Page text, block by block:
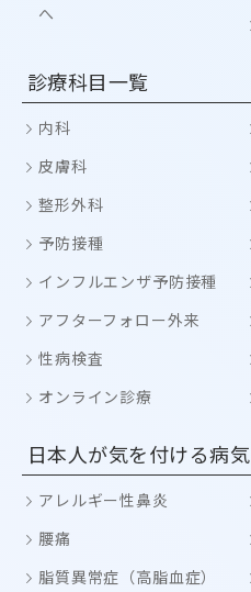
へ
診療科目一覧
内科
皮膚科
整形外科
予防接種
インフルエンザ予防接種
アフターフォロー外来
性病検査
オンライン診療
日本人が気を付ける病気
アレルギー性鼻炎
腰痛
脂質異常症（高脂血症）